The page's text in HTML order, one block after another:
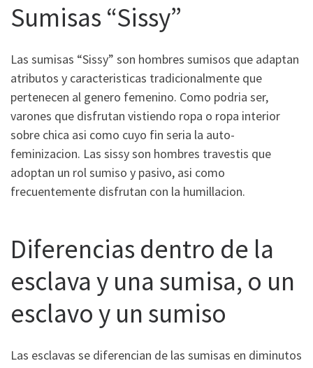
Sumisas “Sissy”
Las sumisas “Sissy” son hombres sumisos que adaptan
atributos y caracteristicas tradicionalmente que
pertenecen al genero femenino. Como podri­a ser,
varones que disfrutan vistiendo ropa o ropa interior
sobre chica asi­ como cuyo fin seri­a la auto-
feminizacion. Las sissy son hombres travestis que
adoptan un rol sumiso y pasivo, asi­ como
frecuentemente disfrutan con la humillacion.
Diferencias dentro de la
esclava y una sumisa, o un
esclavo y un sumiso
Las esclavas se diferencian de las sumisas en diminutos